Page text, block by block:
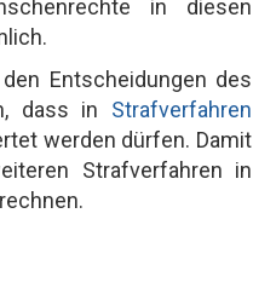
in diesen
Entscheidungen des
dass in Strafverfahren
werden dürfen. Damit
Strafverfahren in